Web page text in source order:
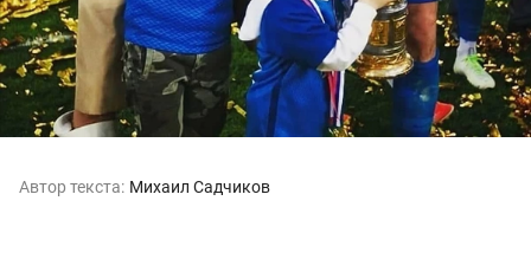
Автор текста: Михаил Садчиков